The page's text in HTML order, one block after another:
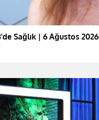
Sağlık | 6 Ağustos 2026